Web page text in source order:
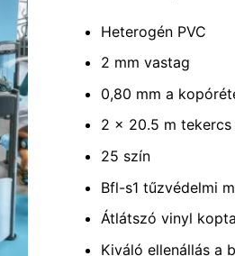
Heterogén PVC
2 mm vastag
0,80 mm a
2 x 20.5 m tekercs
25 szín
Bfl-s1 tűzvédelmi
Átlátszó vinyl
Kiváló ellenállás a